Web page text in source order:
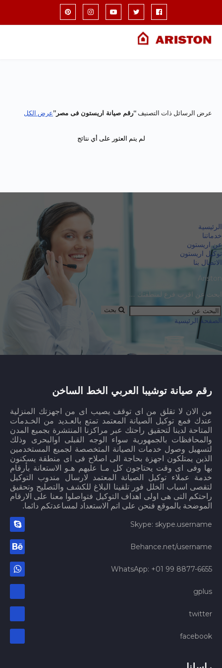
عرض الرسائل ذات التصنيف رقم صيانة اريستون فى مصر عرض الكل
لم يتم العثور على أي نتائج
الرئيسية
خدماتنا
عن اريستون
توكيل اريستون
الاتصال بنا
Ariston
ابحث عن اقرب فرع لمنطقتك ....
بحث
الصفحة الرئيسية
رقم صيانة توشيبا العربي الخط الساخن
من الان لا تقلق من اى توقف يصيب اى من اجهزتك المنزلية
عندك فمع توكيل الصيانة المعتمد تمتع بالعـديد من الخـدمات
المتاحة لدينا لتحقيق راحتك عبر مراكزنا المنتشرة بجميع المدن
والمحافظات بالجمهورية سواء الوجه القبلى اوالبحرى وذلك
لتسهيل وصول خدمات الصيانة المتخصصة لجميع المستخدمين
الذين يمتلكون اجهزة بحاجة الى اصلاح فى اى منطقة يسكنون
بها وفى اى وقت يحتاجون كل مـا عليهم هـو الاستعانة بأرقام
خدمة عملاء توكيل الصيانة المعتمد لارسال مندوب التوكيل
لتقصى اسباب الخلل فور تلقينا البلاغ للكشف والتصليح وتحقيق
راحتكم التى هى اولى اهداف التوكيل فتواصلوا معنا على الارقام
الموضحة بالموقع فنحن على اتم الاستعداد لمساعدتكم دائما.
Skype: skype.username
Behance.net/username
WhatsApp: +01 99 8877-6655
gplus
twitter
facebook